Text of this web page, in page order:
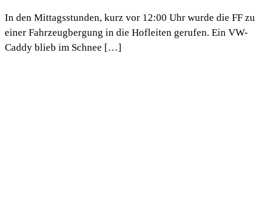
In den Mittagsstunden, kurz vor 12:00 Uhr wurde die FF zu
einer Fahrzeugbergung in die Hofleiten gerufen. Ein VW-
Caddy blieb im Schnee […]